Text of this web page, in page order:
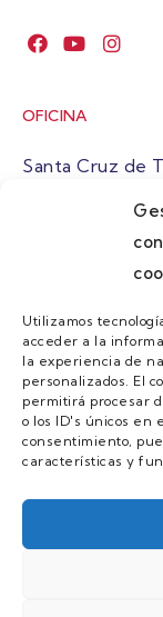
Utilizamos
acceder a la
la experiencia de
personalizados. El
permitirá procesar
o los ID's únicos en
consentimiento,
características y
OFICINA
Santa Cruz de
+34
MENU
Quienes Somos
Guias
Contacto
Únete